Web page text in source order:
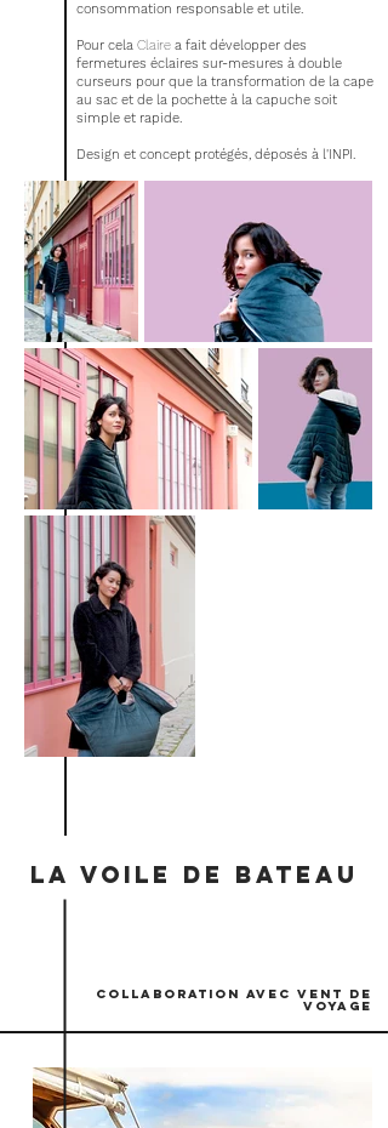
consommation responsable et utile.
Pour cela Claire a fait développer des
fermetures éclaires sur-mesures à double
curseurs pour que la transformation de la cape
au sac et de la pochette à la capuche soit
simple et rapide.
Design et concept protégés, déposés à l'INPI.
la VOILE DE BATEAU
COLLABORATION AVEC VENT DE
VOYAGE